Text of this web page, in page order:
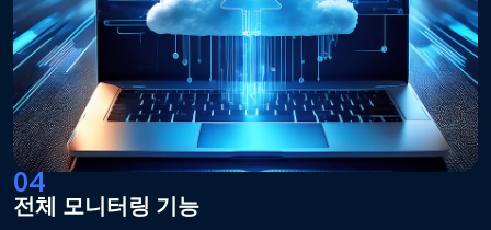
04
전체 모니터링 기능